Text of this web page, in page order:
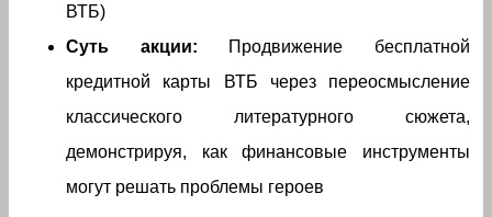
ВТБ)
Суть акции: Продвижение бесплатной
кредитной карты ВТБ через переосмысление
классического литературного сюжета,
демонстрируя, как финансовые инструменты
могут решать проблемы героев